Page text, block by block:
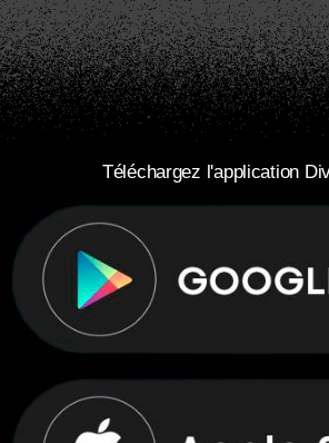
Téléchargez l'application